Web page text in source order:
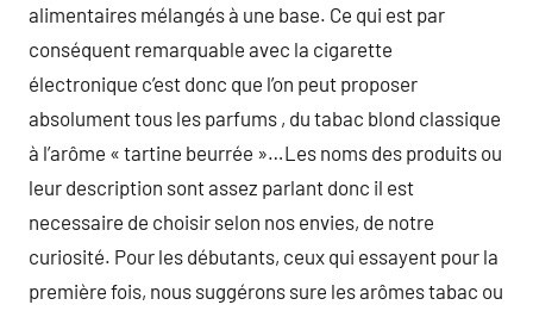
alimentaires mélangés à une base. Ce qui est par
conséquent remarquable avec la cigarette
électronique c’est donc que l’on peut proposer
absolument tous les parfums , du tabac blond classique
à l’arôme « tartine beurrée »…Les noms des produits ou
leur description sont assez parlant donc il est
necessaire de choisir selon nos envies, de notre
curiosité. Pour les débutants, ceux qui essayent pour la
première fois, nous suggérons sure les arômes tabac ou